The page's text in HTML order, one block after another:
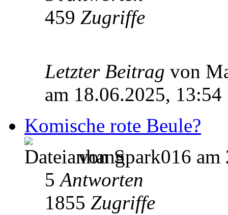
459 Zugriffe
Letzter Beitrag von
am 18.06.2025, 13:54
Komische rote Beule?
von Spark016 am
5Antworten
1855 Zugriffe